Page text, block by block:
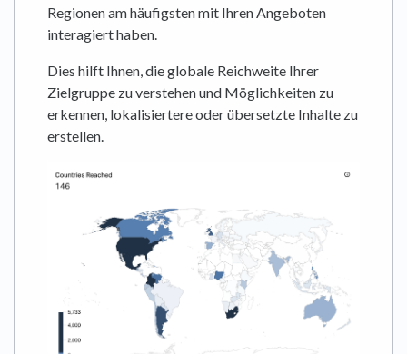
Regionen am häufigsten mit Ihren Angeboten
interagiert haben.
Dies hilft Ihnen, die globale Reichweite Ihrer
Zielgruppe zu verstehen und Möglichkeiten zu
erkennen, lokalisiertere oder übersetzte Inhalte zu
erstellen.